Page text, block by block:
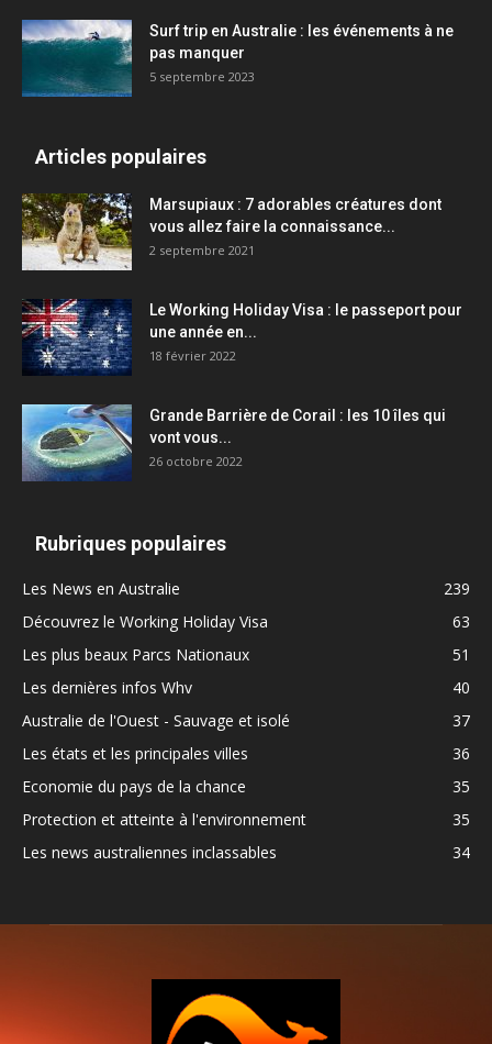
Surf trip en Australie : les événements à ne
pas manquer
5 septembre 2023
Articles populaires
Marsupiaux : 7 adorables créatures dont
vous allez faire la connaissance...
2 septembre 2021
Le Working Holiday Visa : le passeport pour
une année en...
18 février 2022
Grande Barrière de Corail : les 10 îles qui
vont vous...
26 octobre 2022
Rubriques populaires
Les News en Australie
239
Découvrez le Working Holiday Visa
63
Les plus beaux Parcs Nationaux
51
Les dernières infos Whv
40
Australie de l'Ouest - Sauvage et isolé
37
Les états et les principales villes
36
Economie du pays de la chance
35
Protection et atteinte à l'environnement
35
Les news australiennes inclassables
34